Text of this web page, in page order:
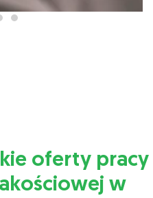
oferty pracy
w